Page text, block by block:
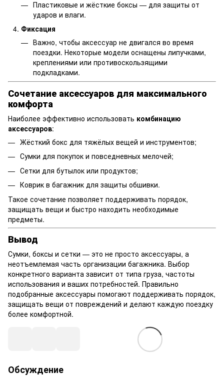
Пластиковые и жёсткие боксы — для защиты от
ударов и влаги.
Фиксация
Важно, чтобы аксессуар не двигался во время
поездки. Некоторые модели оснащены липучками,
креплениями или противоскользящими
подкладками.
Сочетание аксессуаров для максимального
комфорта
Наиболее эффективно использовать комбинацию
аксессуаров:
Жёсткий бокс для тяжёлых вещей и инструментов;
Сумки для покупок и повседневных мелочей;
Сетки для бутылок или продуктов;
Коврик в багажник для защиты обшивки.
Такое сочетание позволяет поддерживать порядок,
защищать вещи и быстро находить необходимые
предметы.
Вывод
Сумки, боксы и сетки — это не просто аксессуары, а
неотъемлемая часть организации багажника. Выбор
конкретного варианта зависит от типа груза, частоты
использования и ваших потребностей. Правильно
подобранные аксессуары помогают поддерживать порядок,
защищать вещи от повреждений и делают каждую поездку
более комфортной.
Обсуждение